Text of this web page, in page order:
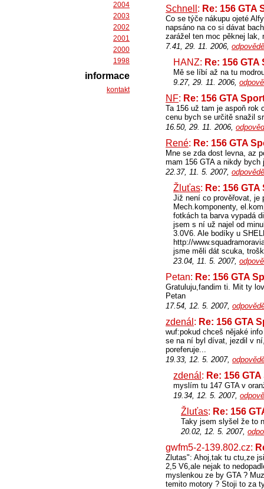
Schnell : Re: 156 GTA
Co se týče nákupu ojeté
napsáno na co si dávat
zarážel ten moc pěknej lak,
7.41, 29. 11. 2006,
HANZ: Re: 156
Mě se líbí až na tu
9.27, 29. 11. 2006,
NF: Re: 156 GTA
Ta 156 už tam je aspoň rok
cenu bych se určitě snažil
16.50, 29. 11. 2006,
René: Re: 156 GTA
Mne se zda dost levna, az
mam 156 GTA a nikdy
22.37, 11. 5. 2007,
Žluťas: Re: 156
Již není co prověřovat, je
Mech.komponenty,
fotkách ta barva vypadá
jsem s ní už najel od
3.0V6. Ale bodíky u
http://
jsme měli dát scuka,
23.04, 11. 5. 2007,
Petan: Re: 156 GTA
Gratuluju,fandim ti. Mit ty
Petan
17.54, 12. 5. 2007,
zdenál : Re: 156 GTA
wuf:pokud chceš nějaké
se na ní byl dívat, jezdil v
poreferuje...
19.33, 12. 5. 2007,
zdenál : Re: 156
myslím tu 147 GTA v
19.34, 12. 5. 2007,
Žluťas: Re: 156
Taky jsem slyšel že to
20.02, 12. 5. 2007,
gwfm5-2-139.802.cz:
Zlutas": Ahoj,tak tu ctu,ze
2,5 V6,ale nejak to
myslenkou ze by GTA ?
temito motory ? Stoji to za
2004
2003
2002
2001
2000
1998
informace
kontakt